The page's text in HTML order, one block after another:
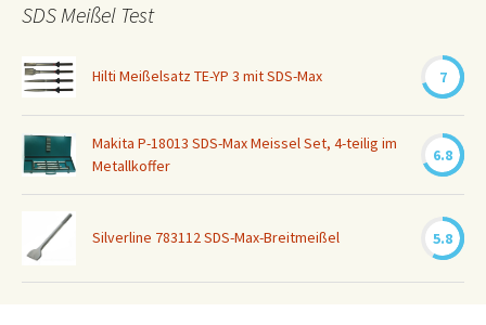
SDS Meißel Test
Hilti Meißelsatz TE-YP 3 mit SDS-Max 7
Makita P-18013 SDS-Max Meissel Set, 4-teilig im
Metallkoffer
6.8
Silverline 783112 SDS-Max-Breitmeißel 5.8